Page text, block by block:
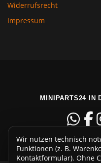
Widerrufsrecht
Impressum
MINIPARTS24 IN
Wir nutzen technisch
Funktionen (z. B.
Kontaktformular). Ohne